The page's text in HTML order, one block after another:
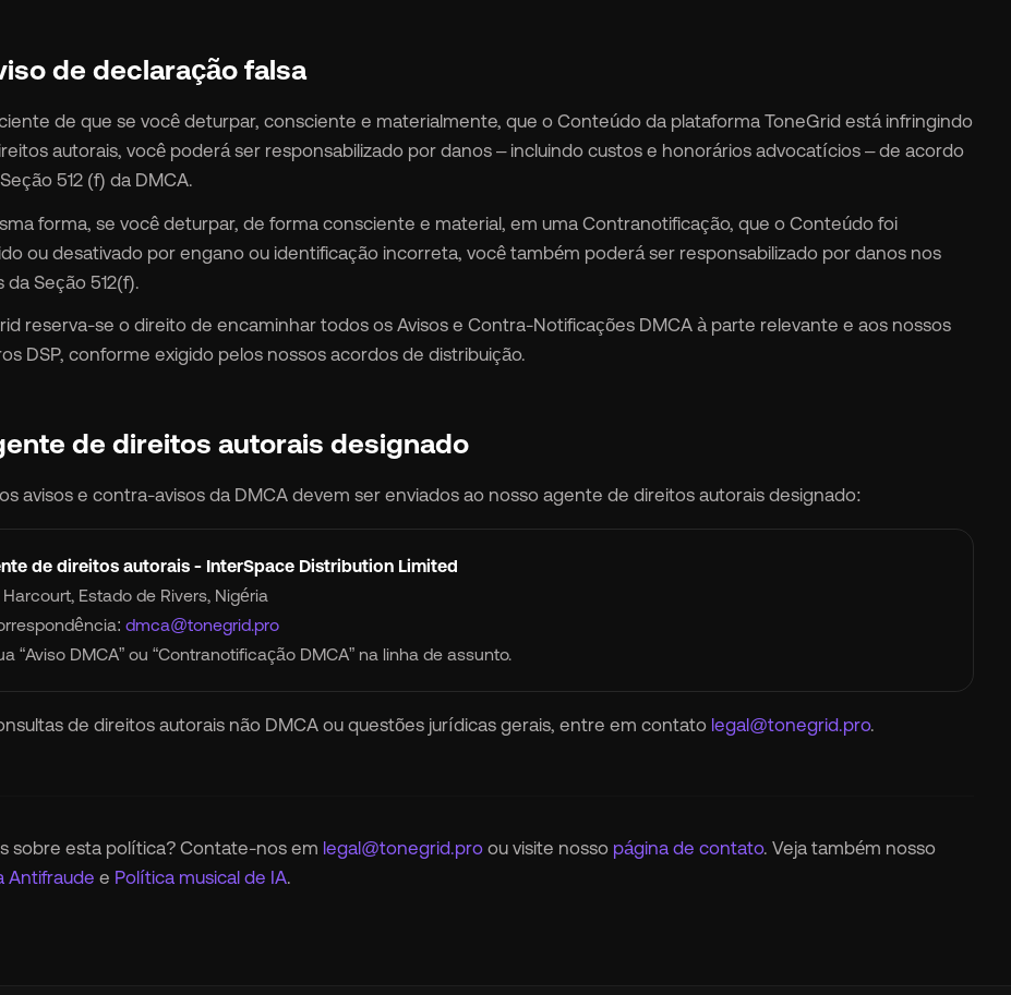
de declaração falsa
de que se você deturpar, consciente e materialmente, que o Conteúdo da plataforma ToneGrid está infringindo
autorais, você poderá ser responsabilizado por danos – incluindo custos e honorários advocatícios – de acordo
512 (f) da DMCA.
forma, se você deturpar, de forma consciente e material, em uma Contranotificação, que o Conteúdo foi
ou desativado por engano ou identificação incorreta, você também poderá ser responsabilizado por danos nos
Seção 512(f).
reserva-se o direito de encaminhar todos os Avisos e Contra-Notificações DMCA à parte relevante e aos nossos
DSP, conforme exigido pelos nossos acordos de distribuição.
de direitos autorais designado
avisos e contra-avisos da DMCA devem ser enviados ao nosso agente de direitos autorais designado:
de direitos autorais - InterSpace Distribution Limited
Harcourt, Estado de Rivers, Nigéria
dmca@tonegrid.pro
“Aviso DMCA” ou “Contranotificação DMCA” na linha de assunto.
de direitos autorais não DMCA ou questões jurídicas gerais, entre em contato legal@tonegrid.pro.
sobre esta política? Contate-nos em legal@tonegrid.proou visite nosso página de contato. Veja também nosso
Antifraude e Política musical de IA.